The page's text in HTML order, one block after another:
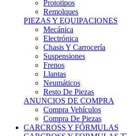
PIEZAS Y EQUIPACIONES
Mecánica
Electrónica
Chasis Y Carrocería
Suspensiones
Frenos
Llantas
Neumáticos
Resto De Piezas
ANUNCIOS DE COMPRA
Compra Vehículos
Compra De Piezas
CARCROSS Y FÓRMULAS
CARCROSS Y FORMULAS TT
Carcross